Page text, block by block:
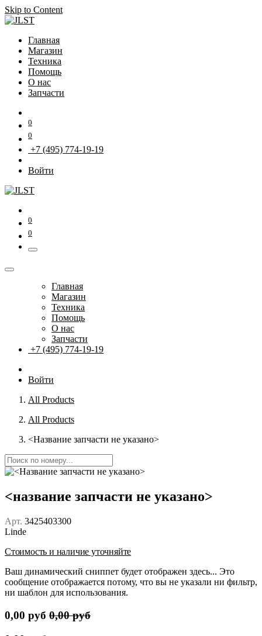
Skip to Content
Главная
Магазин
Техника
Помощь
О нас
Запчасти
0
0
+7 (495) 774-19-19
Войти
0
0
Главная
Магазин
Техника
Помощь
О нас
Запчасти
+7 (495) 774-19-19
Войти
All Products
All Products
<Название запчасти не указано>
<название запчасти не указано>
Арт. 3425403300
Linde
Стоимость и наличие уточняйте
Ваш динамический сниппет будет отображен здесь... Это
сообщение отображается потому, что вы не указали ни фильтр,
ни шаблон для использования.
0,00 руб 0,00руб